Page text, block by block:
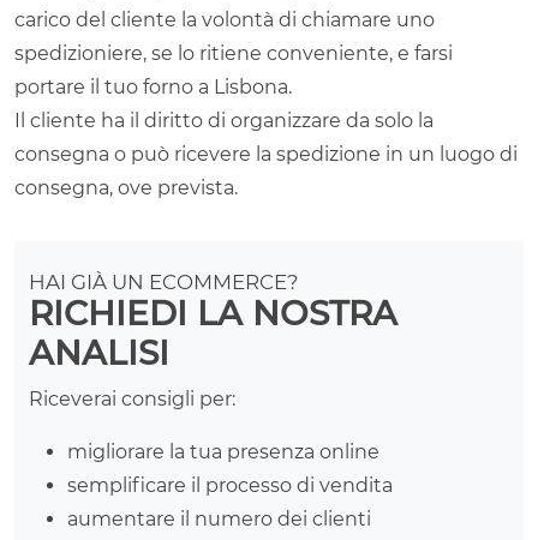
carico del cliente la volontà di chiamare uno
spedizioniere, se lo ritiene conveniente, e farsi
portare il tuo forno a Lisbona.
Il cliente ha il diritto di organizzare da solo la
consegna o può ricevere la spedizione in un luogo di
consegna, ove prevista.
HAI GIÀ UN ECOMMERCE?
RICHIEDI LA NOSTRA
ANALISI
Riceverai consigli per:
migliorare la tua presenza online
semplificare il processo di vendita
aumentare il numero dei clienti